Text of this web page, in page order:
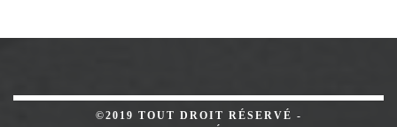
©2019 TOUT DROIT RÉSERVÉ -